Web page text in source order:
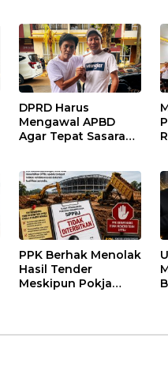
DPRD Harus
Mengawal APBD
Agar Tepat Sasaran
Kelompok Tertentu
PPK Berhak Menolak
Hasil Tender
Meskipun Pokja